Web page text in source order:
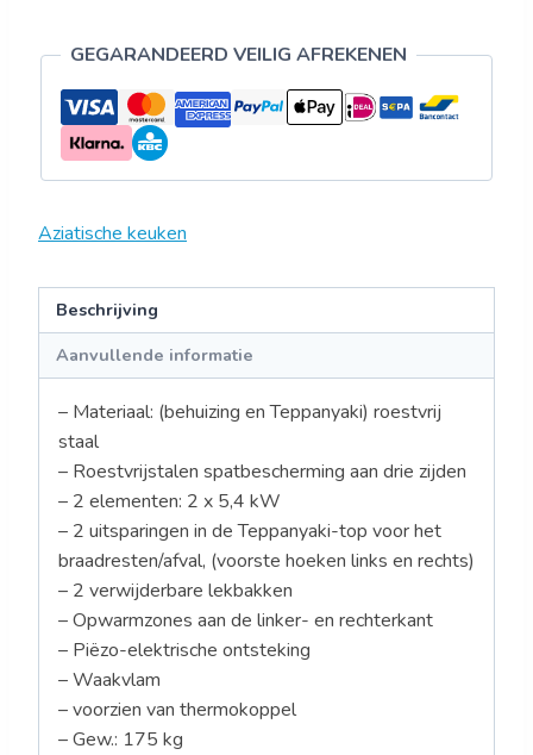
GEGARANDEERD VEILIG AFREKENEN
Aziatische keuken
Beschrijving
Aanvullende informatie
– Materiaal: (behuizing en Teppanyaki) roestvrij
staal
– Roestvrijstalen spatbescherming aan drie zijden
– 2 elementen: 2 x 5,4 kW
– 2 uitsparingen in de Teppanyaki-top voor het
braadresten/afval, (voorste hoeken links en rechts)
– 2 verwijderbare lekbakken
– Opwarmzones aan de linker- en rechterkant
– Piëzo-elektrische ontsteking
– Waakvlam
– voorzien van thermokoppel
– Gew.: 175 kg